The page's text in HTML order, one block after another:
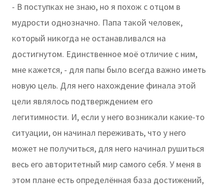
- В поступках не знаю, но я похож с отцом в
мудрости однозначно. Папа такой человек,
который никогда не останавливался на
достигнутом. Единственное моё отличие с ним,
мне кажется, - для папы было всегда важно иметь
новую цель. Для него нахождение финала этой
цели являлось подтверждением его
легитимности. И, если у него возникали какие-то
ситуации, он начинал переживать, что у него
может не получиться, для него начинал рушиться
весь его авторитетный мир самого себя. У меня в
этом плане есть определённая база достижений,